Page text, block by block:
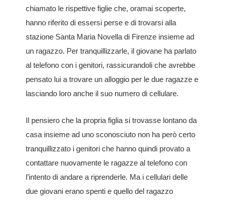
chiamato le rispettive figlie che, oramai scoperte,
hanno riferito di essersi perse e di trovarsi alla
stazione Santa Maria Novella di Firenze insieme ad
un ragazzo. Per tranquillizzarle, il giovane ha parlato
al telefono con i genitori, rassicurandoli che avrebbe
pensato lui a trovare un alloggio per le due ragazze e
lasciando loro anche il suo numero di cellulare.
Il pensiero che la propria figlia si trovasse lontano da
casa insieme ad uno sconosciuto non ha però certo
tranquillizzato i genitori che hanno quindi provato a
contattare nuovamente le ragazze al telefono con
l’intento di andare a riprenderle. Ma i cellulari delle
due giovani erano spenti e quello del ragazzo